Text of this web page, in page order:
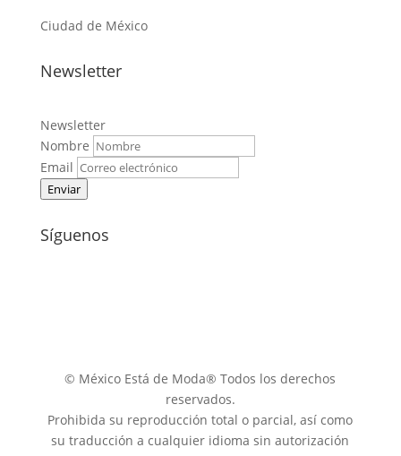
Ciudad de México
Newsletter
Newsletter
Nombre
Email
Enviar
Síguenos
© México Está de Moda® Todos los derechos
reservados.
Prohibida su reproducción total o parcial, así como
su traducción a cualquier idioma sin autorización